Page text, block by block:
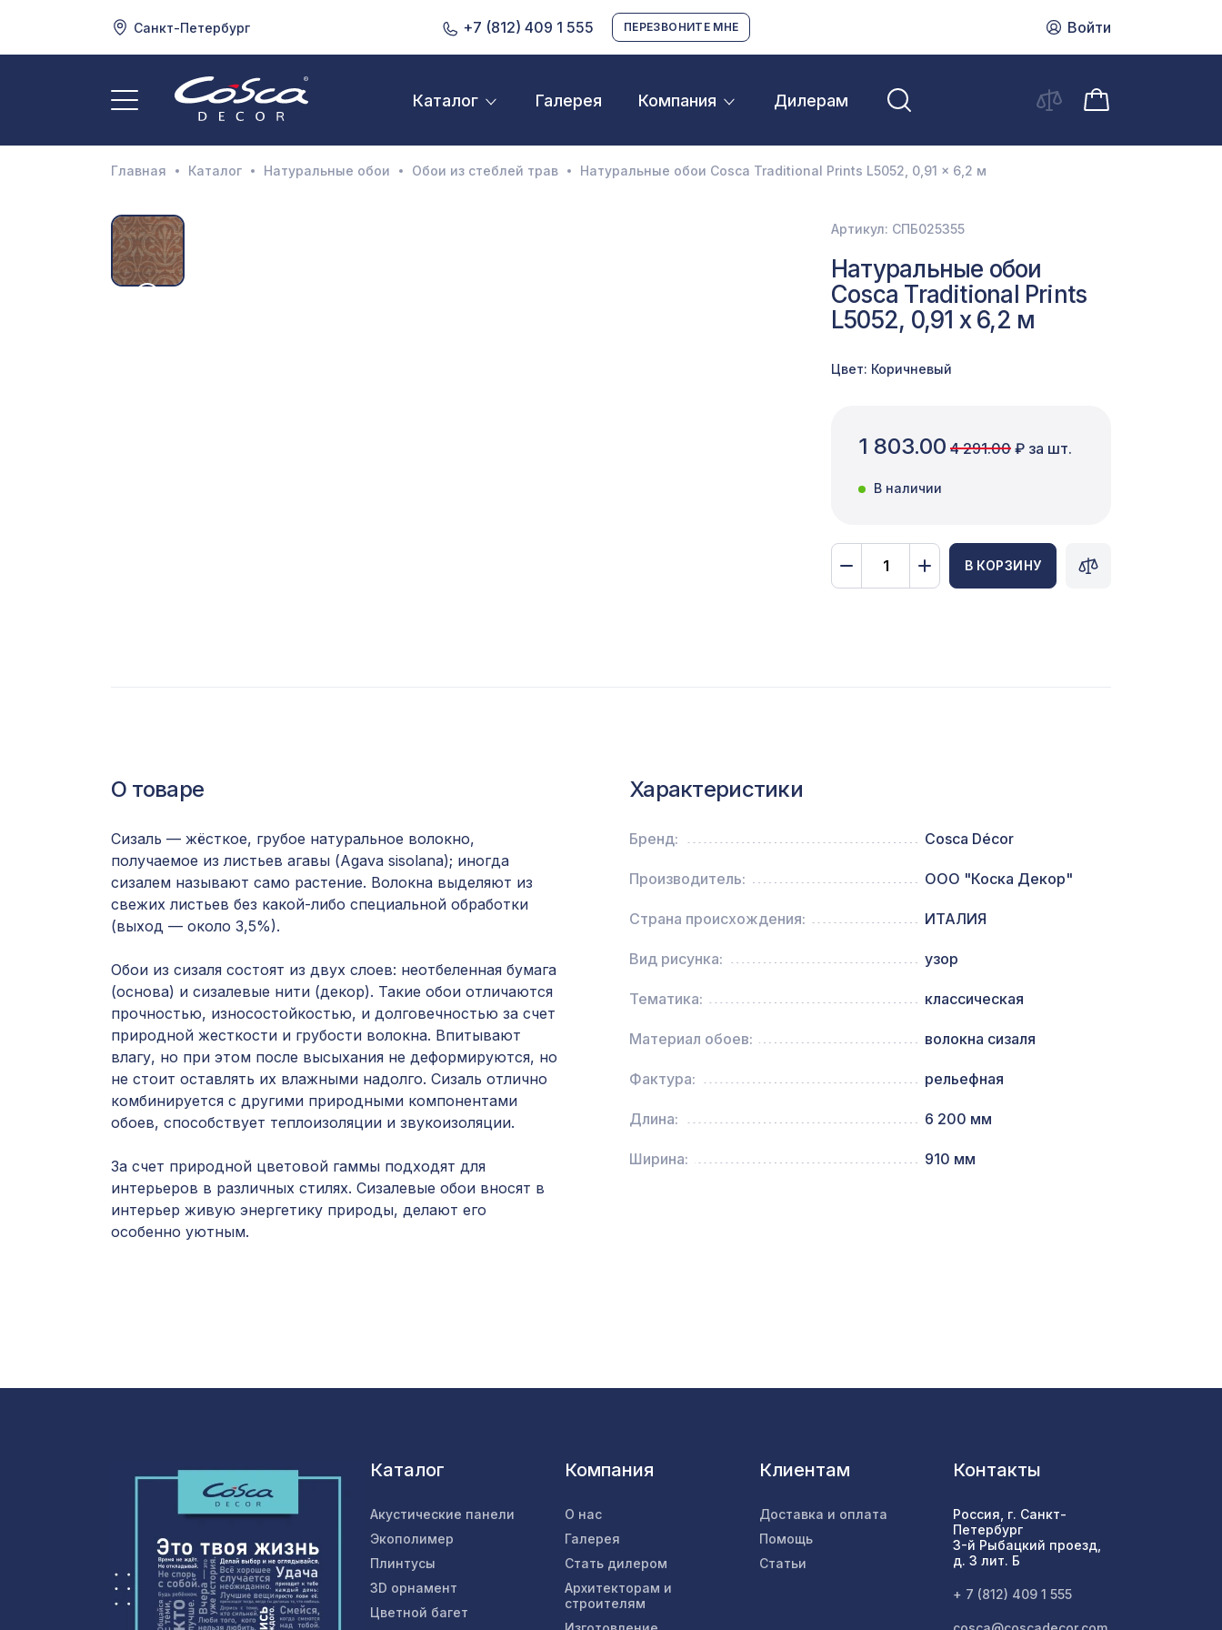
Санкт-Петербург +7 (812) 409 1 555 ПЕРЕЗВОНИТЕ МНЕ Войти
Каталог Галерея Компания Дилерам
3D орнамент
Акустические панели
Декоративные балки и брус
Перфорированная панель ВЕРОНИКА,
Натуральные обои Cosca Сантьяго, 0,91 x 10 м 1350 ₽
Перфорированная панель КРИСТАЛЛ, 1400х780мм,
ХДФ, белая
2118 ₽
Перфорированная панель ДЕДАЛО, 2790х1020мм,
ХДФ, бук
5107 ₽
Перфорированная панель ДАМАСКО, 1200х600мм,
ХДФ, бук
Арт.L5030, обои,6,2x0,91 м/12
Перфорированная панель ГОТИКА, 1400х780мм,
Консоль для балки 150х120мм, дуб мореный
Перфорированная панель КВАДРО 11-45,
Главная Каталог Натуральные обои Обои из стеблей трав Натуральные обои Cosca Traditional Prints L5052, 0,91 x 6,2 м
Артикул: СПБ025355
Натуральные обои
Cosca Traditional Prints
L5052, 0,91 x 6,2 м
Цвет: Коричневый
1 803.00 4 291.00 ₽ за шт.
В наличии
В КОРЗИНУ
О товаре
Сизаль — жёсткое, грубое натуральное волокно,
получаемое из листьев агавы (Agava sisolana); иногда
сизалем называют само растение. Волокна выделяют из
свежих листьев без какой-либо специальной обработки
(выход — около 3,5%).
Обои из сизаля состоят из двух слоев: неотбеленная бумага
(основа) и сизалевые нити (декор). Такие обои отличаются
прочностью, износостойкостью, и долговечностью за счет
природной жесткости и грубости волокна. Впитывают
влагу, но при этом после высыхания не деформируются, но
не стоит оставлять их влажными надолго. Сизаль отлично
комбинируется с другими природными компонентами
обоев, способствует теплоизоляции и звукоизоляции.
За счет природной цветовой гаммы подходят для
интерьеров в различных стилях. Сизалевые обои вносят в
интерьер живую энергетику природы, делают его
особенно уютным.
Характеристики
Бренд: Cosca Décor
Производитель: ООО "Коска Декор"
Страна происхождения: ИТАЛИЯ
Вид рисунка: узор
Тематика: классическая
Материал обоев: волокна сизаля
Фактура: рельефная
Длина: 6 200 мм
Ширина: 910 мм
Каталог
Акустические панели
Экополимер
Плинтусы
3D орнамент
Цветной багет
Компания
О нас
Галерея
Стать дилером
Архитекторам и
строителям
Клиентам
Доставка и оплата
Помощь
Статьи
Контакты
Россия, г. Санкт-
Петербург
3-й Рыбацкий проезд,
д. 3 лит. Б
+ 7 (812) 409 1 555